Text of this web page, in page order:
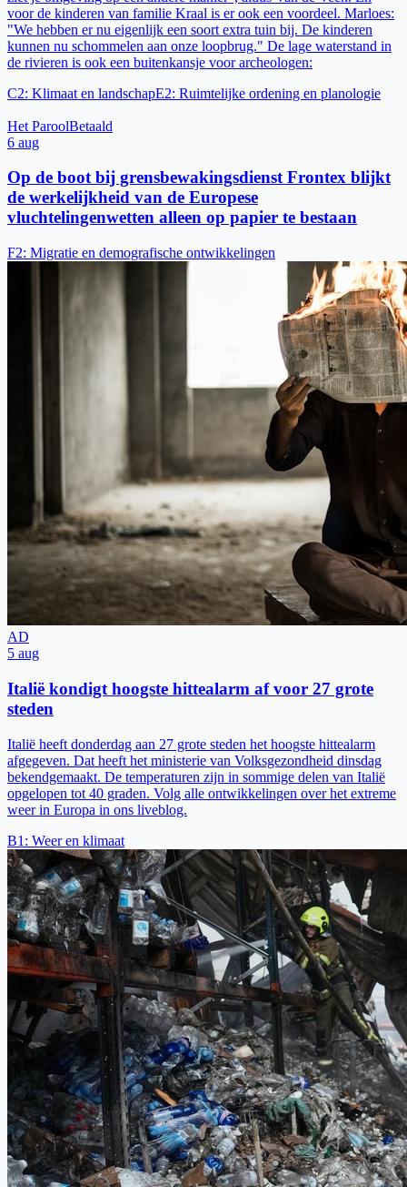
voor de kinderen van familie Kraal is er ook een voordeel. Marloes:
"We hebben er nu eigenlijk een soort extra tuin bij. De kinderen
kunnen nu schommelen aan onze loopbrug." De lage waterstand in
de rivieren is ook een buitenkansje voor archeologen:
C2: Klimaat en landschapE2: Ruimtelijke ordening en planologie
Het ParoolBetaald
6 aug
Op de boot bij grensbewakingsdienst Frontex blijkt
de werkelijkheid van de Europese
vluchtelingenwetten alleen op papier te bestaan
F2: Migratie en demografische ontwikkelingen
AD
5 aug
Italië kondigt hoogste hittealarm af voor 27 grote
steden
Italië heeft donderdag aan 27 grote steden het hoogste hittealarm
afgegeven. Dat heeft het ministerie van Volksgezondheid dinsdag
bekendgemaakt. De temperaturen zijn in sommige delen van Italië
opgelopen tot 40 graden. Volg alle ontwikkelingen over het extreme
weer in Europa in ons liveblog.
B1 : Weer en klimaat